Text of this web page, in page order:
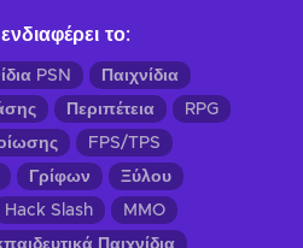
το:
PSN
Παιχνίδια
Περιπέτεια
RPG
FPS/TPS
Γρίφων
Ξύλου
Hack Slash
MMO
Παιχνίδια